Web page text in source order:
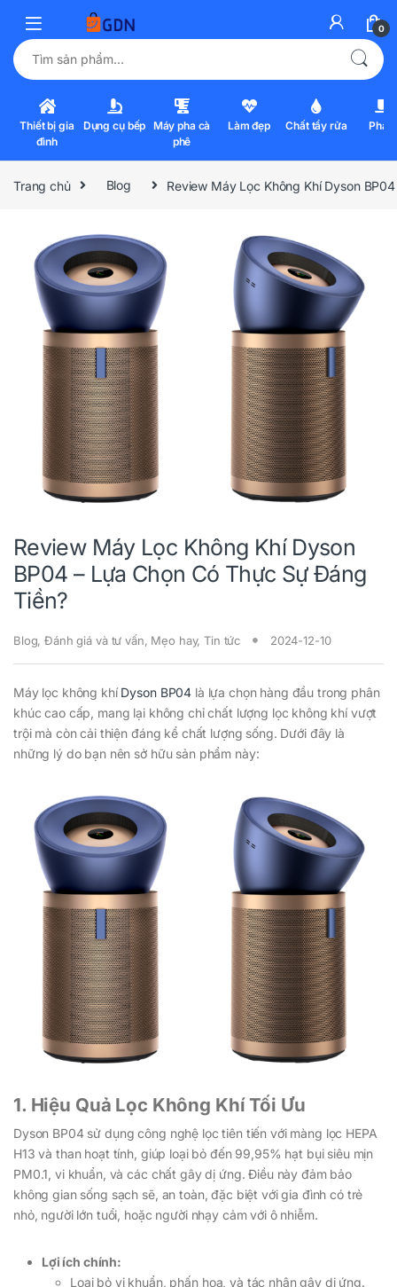
0
Tìm kiếm:
Thiết bị gia
đình
Dụng cụ bếp Máy pha cà
phê
Làm đẹp Chất tẩy rửa Pha
Trang chủ Blog Review Máy Lọc Không Khí Dyson
Review Máy Lọc Không Khí Dyson
BP04 – Lựa Chọn Có Thực Sự Đáng
Tiền?
Blog,Đánh giá và tư vấn, Mẹo hay,Tin tức 2024-12-10
Máy lọc không khíDyson BP04 là lựa chọn hàng đầu trong phân
khúc cao cấp, mang lại không chỉ chất lượng lọc không khí vượt
trội mà còn cải thiện đáng kể chất lượng sống. Dưới đây là
những lý do bạn nên sở hữu sản phẩm này:
1. Hiệu Quả Lọc Không Khí Tối Ưu
Dyson BP04 sử dụng công nghệ lọc tiên tiến với màng lọc HEPA
H13 và than hoạt tính, giúp loại bỏ đến 99,95% hạt bụi siêu mịn
PM0.1, vi khuẩn, và các chất gây dị ứng. Điều này đảm bảo
không gian sống sạch sẽ, an toàn, đặc biệt với gia đình có trẻ
nhỏ, người lớn tuổi, hoặc người nhạy cảm với ô nhiễm.
Lợi ích chính:
Loại bỏ vi khuẩn, phấn hoa, và tác nhân gây dị ứng.